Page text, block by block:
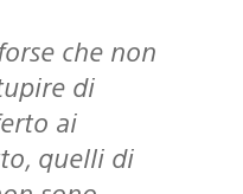
di
ai
quelli di